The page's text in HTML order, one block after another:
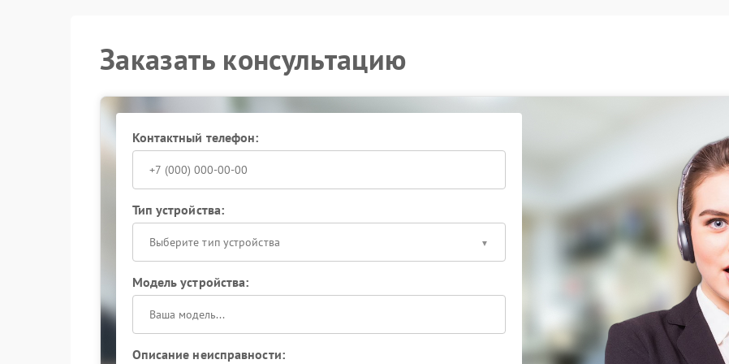
Заказать консультацию
Контактный телефон:
Тип устройства:
Выберите тип устройства
Модель устройства:
Описание неисправности: